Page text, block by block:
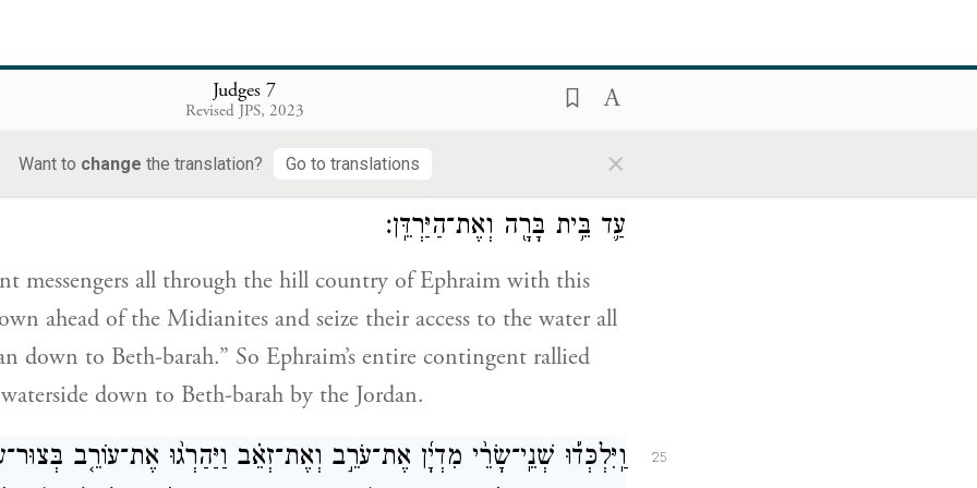
Judges 7
Revised JPS, 2023
Want to change the translation? Go to translations ×
the Midianites.
אֶת־הַמַּ֔יִם עַ֛ד בֵּ֥ית בָּרָ֖ה וְאֶת־הַיַּרְדֵּ֑ן וַיִּצָּעֵ֞ק כׇּל־אִ֤ישׁ אֶפְרַ֙יִם֙
עַ֛ד בֵּ֥ית בָּרָ֖ה וְאֶת־הַיַּרְדֵּֽן׃
messengers all through the hill country of Ephraim with this
ahead of the Midianites and seize their access to the water all
down to Beth-barah.” So Ephraim’s entire contingent rallied
down to Beth-barah by the Jordan.
25
וַֽיִּלְכְּד֡וּ שְׁנֵֽי־שָׂרֵ֨י מִדְיָ֜ן אֶת־עֹרֵ֣ב וְאֶת־זְאֵ֗ב וַיַּהַרְג֨וּ אֶת־עוֹרֵ֤ב